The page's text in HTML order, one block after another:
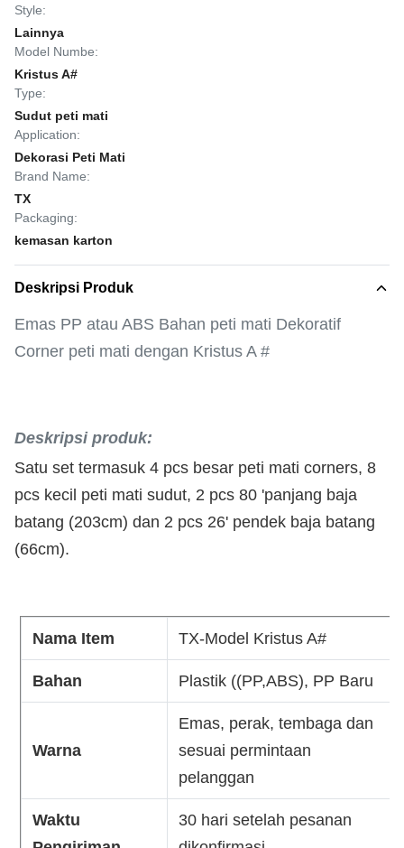
Style:
Lainnya
Model Numbe:
Kristus A#
Type:
Sudut peti mati
Application:
Dekorasi Peti Mati
Brand Name:
TX
Packaging:
kemasan karton
Deskripsi Produk
Emas PP atau ABS Bahan peti mati Dekoratif
Corner peti mati dengan Kristus A #
Deskripsi produk:
Satu set termasuk 4 pcs besar peti mati corners, 8
pcs kecil peti mati sudut, 2 pcs 80 'panjang baja
batang (203cm) dan 2 pcs 26' pendek baja batang
(66cm).
Nama Item TX-Model Kristus A#
Bahan Plastik ((PP,ABS), PP Baru
Warna
Emas, perak, tembaga dan
sesuai permintaan
pelanggan
Waktu
30 hari setelah pesanan